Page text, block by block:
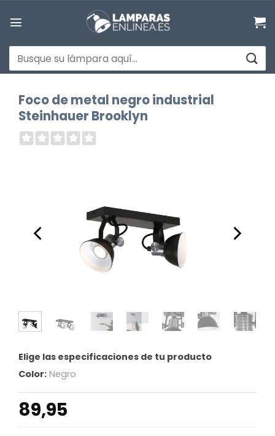
Buscar
por:
Foco de metal negro industrial
Steinhauer Brooklyn
Elige las especificaciones de tu producto
Color: Negro
89,95